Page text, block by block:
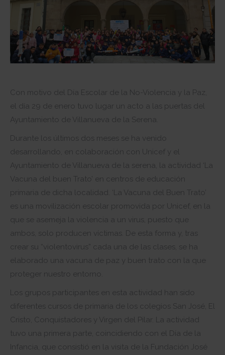
Con motivo del Día Escolar de la No-Violencia y la Paz,
el día 29 de enero tuvo lugar un acto a las puertas del
Ayuntamiento de Villanueva de la Serena.
Durante los últimos dos meses se ha venido
desarrollando, en colaboración con Unicef y el
Ayuntamiento de Villanueva de la serena, la actividad ‘La
Vacuna del buen Trato’ en centros de educación
primaria de dicha localidad. ‘La Vacuna del Buen Trato’
es una movilización escolar promovida por Unicef, en la
que se asemeja la violencia a un virus, puesto que
ambos, solo producen víctimas. De esta forma y, tras
crear su “violentovirus” cada una de las clases, se ha
elaborado una vacuna de paz y buen trato con la que
proteger nuestro entorno.
Los grupos participantes en esta actividad han sido
diferentes cursos de primaria de los colegios San José, El
Cristo, Conquistadores y Virgen del Pilar. La actividad
tuvo una primera parte, coincidiendo con el Día de la
Infancia, que consistió en la visita de la Fundación José